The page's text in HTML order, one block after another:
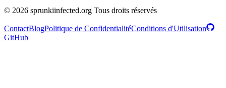
© 2026 sprunkiinfected.org Tous droits réservés
ContactBlogPolitique de ConfidentialitéConditions d'Utilisation
GitHub